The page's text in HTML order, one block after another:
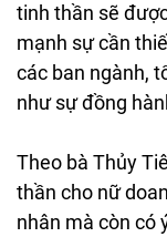
tinh thần sẽ
mạnh sự cần
các ban ngành,
như sự đồng
Theo bà Thủy
thần cho nữ
nhân mà còn có